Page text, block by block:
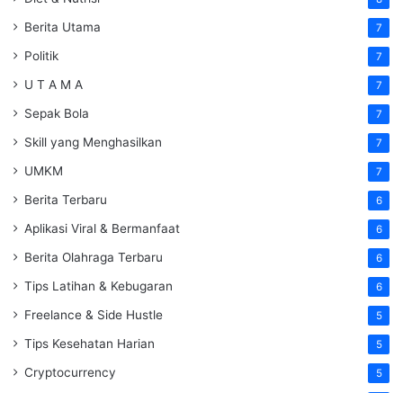
Berita Utama 7
Politik 7
U T A M A 7
Sepak Bola 7
Skill yang Menghasilkan 7
UMKM 7
Berita Terbaru 6
Aplikasi Viral & Bermanfaat 6
Berita Olahraga Terbaru 6
Tips Latihan & Kebugaran 6
Freelance & Side Hustle 5
Tips Kesehatan Harian 5
Cryptocurrency 5